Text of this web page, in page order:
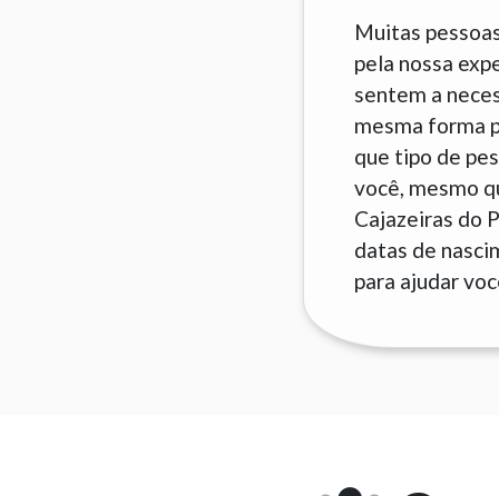
Muitas
pela nossa
sentem a
mesma forma
que tipo de
você, mesmo
Cajazeiras do
datas de
para ajudar